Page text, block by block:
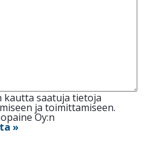
kautta saatuja tietoja
ja toimittamiseen.
Oy:n
»